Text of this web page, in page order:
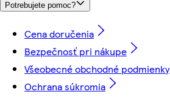
Potrebujete pomoc?
Cena doručenia
Bezpečnosť pri nákupe
Všeobecné obchodné podmienky
Ochrana súkromia